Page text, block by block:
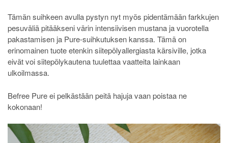
Tämän suihkeen avulla pystyn nyt myös pidentämään farkkujen
pesuväliä pitääkseni värin intensiivisen mustana ja vuorotella
pakastamisen ja Pure-suihkutuksen kanssa. Tämä on
erinomainen tuote etenkin siitepölyallergiasta kärsiville, jotka
eivät voi siitepölykautena tuulettaa vaatteita lainkaan
ulkoilmassa.
Befree Pure ei pelkästään peitä hajuja vaan poistaa ne
kokonaan!